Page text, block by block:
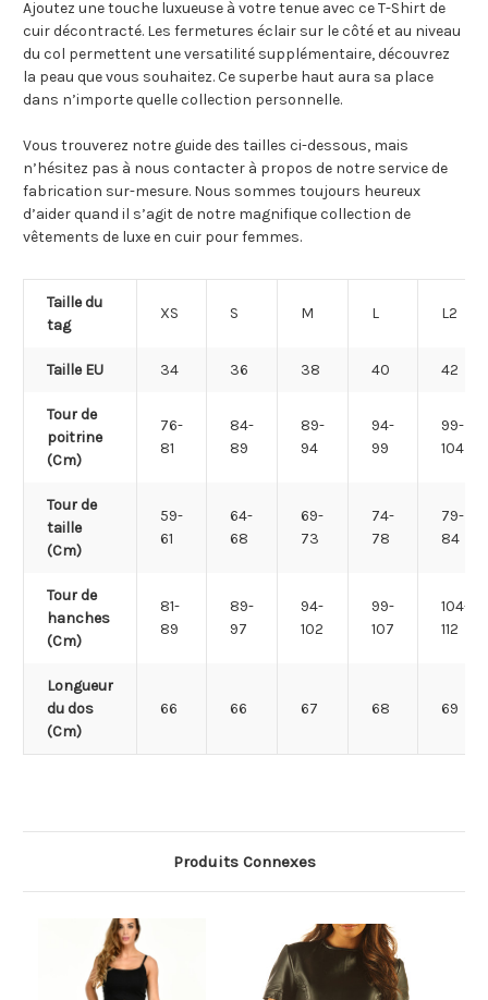
Ajoutez une touche luxueuse à votre tenue avec ce T-Shirt de
cuir décontracté. Les fermetures éclair sur le côté et au niveau
du col permettent une versatilité supplémentaire, découvrez
la peau que vous souhaitez. Ce superbe haut aura sa place
dans n’importe quelle collection personnelle.
Vous trouverez notre guide des tailles ci-dessous, mais
n’hésitez pas à nous contacter à propos de notre service de
fabrication sur-mesure. Nous sommes toujours heureux
d’aider quand il s’agit de notre magnifique collection de
vêtements de luxe en cuir pour femmes.
Taille du
tag
XS S M L L2
Taille EU 34 36 38 40 42
Tour de
poitrine
(Cm)
76-
81
84-
89
89-
94
94-
99
99-
104
Tour de
taille
(Cm)
59-
61
64-
68
69-
73
74-
78
79-
84
Tour de
hanches
(Cm)
81-
89
89-
97
94-
102
99-
107
104-
112
Longueur
du dos
(Cm)
66 66 67 68 69
Produits Connexes